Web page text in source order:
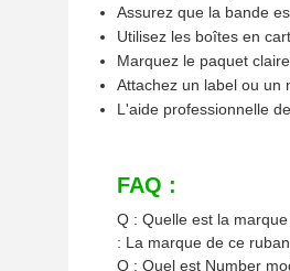
Assurez que la bande
Utilisez les boîtes en
Marquez le paquet
Attachez un label ou un
L'aide professionnelle
FAQ :
Q : Quelle est la
: La marque de ce
Q : Quel est Number